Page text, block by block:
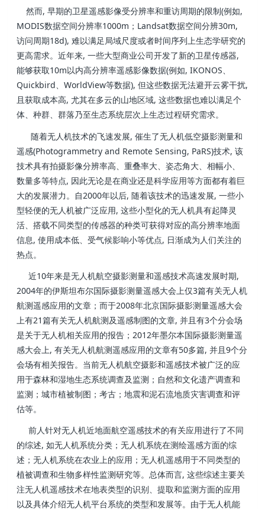
然而, 早期的卫星遥感影像受分辨率和重访周期的限制(例如,
MODIS数据空间分辨率1000m；Landsat数据空间分辨30m,
访问周期18d), 难以满足局域尺度或者时间序列上生态学研究的
更高需求。近年来, 一些大型商业公司开发了新的卫星传感器,
能够获取10m以内高分辨率遥感影像数据(例如, IKONOS、
Quickbird、WorldView等数据), 但这些数据无法避开云雾干扰,
且获取成本高, 尤其在多云的山地区域, 这些数据也难以满足个
体、种群、群落乃至生态系统层次上生态过程研究需求。
随着无人机技术的飞速发展, 催生了无人机低空摄影测量和
遥感(Photogrammetry and Remote Sensing, PaRS)技术, 该
技术具有拍摄影像分辨率高、重叠率大、姿态角大、相幅小、
数量多等特点, 因此无论是在商业还是科学应用等方面都有着巨
大的发展潜力。自2000年以后, 随着该技术的迅速发展, 一些小
型轻便的无人机被广泛应用, 这些小型化的无人机具有起降灵
活、搭载不同类型的传感器的种类可获得对应的高分辨率地面
信息, 使用成本低、受气候影响小等优点, 日渐成为人们关注的
热点。
近10年来是无人机航空摄影测量和遥感技术高速发展时期,
2004年的伊斯坦布尔国际摄影测量遥感大会上仅3篇有关无人机
航测遥感应用的文章；而于2008年北京国际摄影测量遥感大会
上有21篇有关无人机航测及遥感制图的文章, 并且有3个分会场
是关于无人机相关应用的报告；2012年墨尔本国际摄影测量遥
感大会上, 有关无人机航测遥感应用的文章有50多篇, 并且9个分
会场有相关报告。当前无人机航空摄影和遥感技术被广泛的应
用于森林和湿地生态系统调查及监测；自然和文化遗产调查和
监测；城市植被制图；考古；地震和泥石流地质灾害调查和评
估等。
前人针对无人机近地面航空遥感技术的有关应用进行了不同
的综述, 如无人机系统分类；无人机系统在测绘遥感方面的综
述；无人机系统在农业上的应用；无人机遥感用于不同类型的
植被调查和生物多样性监测研究等。总体而言, 这些综述主要关
注无人机遥感技术在地表类型的识别、提取和监测方面的应用
以及具体介绍无人机平台系统的类型和发展等。由于无人机能